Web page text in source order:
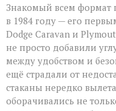
Знакомый всем формат
в 1984 году — его
Dodge Caravan и
не просто добавили
между удобством и
ещё страдали от
стаканы нередко
оборачивались не